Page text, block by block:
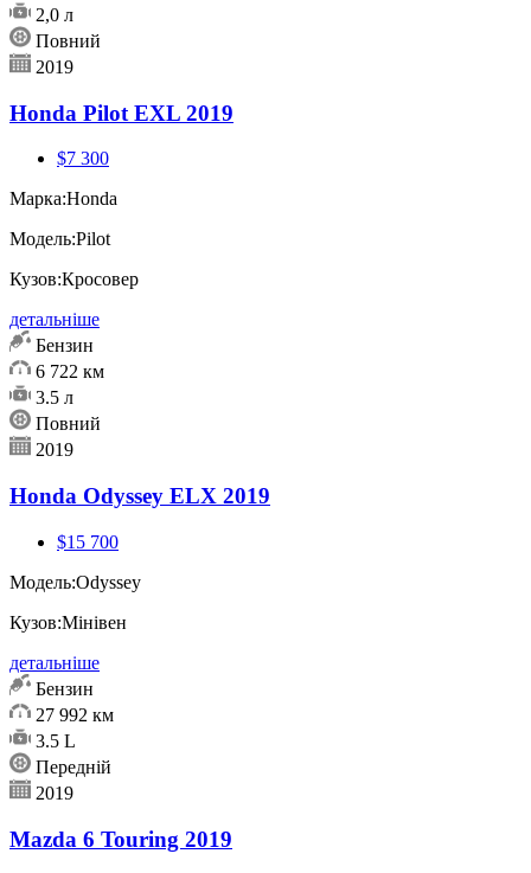
2,0 л
Повний
2019
Honda Pilot EXL 2019
$7 300
Марка:Honda
Модель:Pilot
Кузов:Кросовер
детальніше
Бензин
6 722 км
3.5 л
Повний
2019
Honda Odyssey ELX 2019
$15 700
Модель:Odyssey
Кузов:Мінівен
детальніше
Бензин
27 992 км
3.5 L
Передній
2019
Mazda 6 Touring 2019